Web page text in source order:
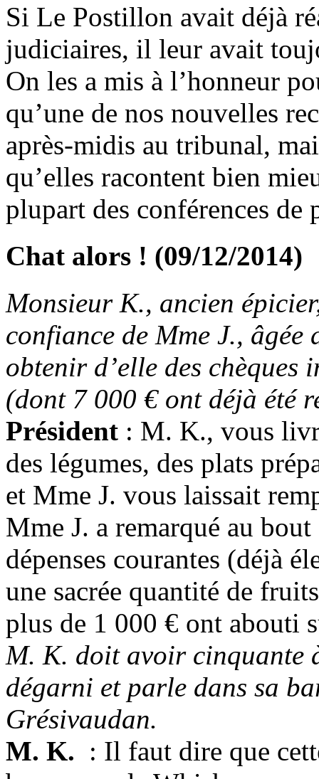
Si Le Postillon avait déjà
judiciaires, il leur avait
On les a mis à l’honneur
qu’une de nos nouvelles
après-midis au tribunal,
qu’elles racontent bien
plupart des conférences de
Chat alors ! (09/12/2014)
Monsieur K., ancien
confiance de Mme J.,
obtenir d’elle des
(dont 7 000 € ont déjà été
Président : M. K., vous
des légumes, des plats
et Mme J. vous laissait
Mme J. a remarqué au
dépenses courantes (déjà
une sacrée quantité de
plus de 1 000 € ont abouti
M. K. doit avoir cinquante
dégarni et parle dans sa
Grésivaudan.
M. K. : Il faut dire que